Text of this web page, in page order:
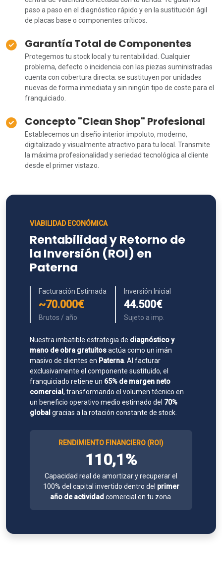
paso a paso en el diagnóstico rápido y en la sustitución ágil
de placas base o componentes críticos.
Garantía Total de Componentes
Protegemos tu stock local y tu rentabilidad. Cualquier
problema, defecto o incidencia con las piezas suministradas
cuenta con cobertura directa: se sustituyen por unidades
nuevas de forma inmediata y sin ningún tipo de coste para el
franquiciado.
Concepto "Clean Shop" Profesional
Establecemos un diseño interior impoluto, moderno,
digitalizado y visualmente atractivo para tu local. Transmite
la máxima profesionalidad y seriedad tecnológica al cliente
desde el primer vistazo.
VIABILIDAD ECONÓMICA
Rentabilidad y Retorno de
la Inversión (ROI) en
Paterna
Facturación Estimada
~70.000€
Brutos / año
Inversión Inicial
44.500€
Sujeto a imp.
Nuestra imbatible estrategia de diagnóstico y
mano de obra gratuitosactúa como un imán
masivo de clientes en Paterna . Al facturar
exclusivamente el componente sustituido, el
franquiciado retiene un 65% de margen neto
comercial , transformando el volumen técnico en
un beneficio operativo medio estimado del 70%
global gracias a la rotación constante de stock.
RENDIMIENTO FINANCIERO (ROI)
110,1%
Capacidad real de amortizar y recuperar el
100% del capital invertido dentro del primer
año de actividad comercial en tu zona.